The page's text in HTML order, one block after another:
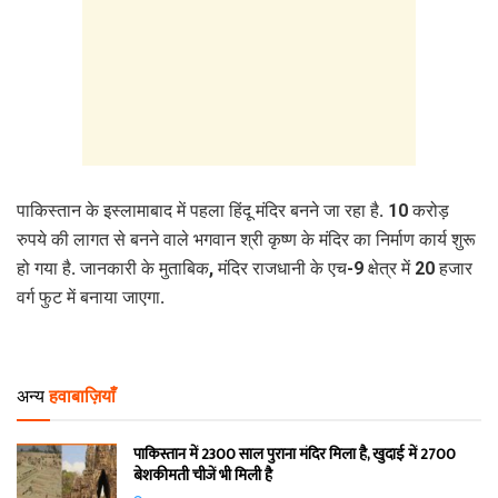
पाकिस्तान के इस्लामाबाद में पहला हिंदू मंदिर बनने जा रहा है. 10 करोड़
रुपये की लागत से बनने वाले भगवान श्री कृष्ण के मंदिर का निर्माण कार्य शुरू
हो गया है. जानकारी के मुताबिक, मंदिर राजधानी के एच-9 क्षेत्र में 20 हजार
वर्ग फुट में बनाया जाएगा.
अन्य हवाबाज़ियाँ
पाकिस्तान में 2300 साल पुराना मंदिर मिला है, खुदाई में 2700
बेशकीमती चीजें भी मिली है